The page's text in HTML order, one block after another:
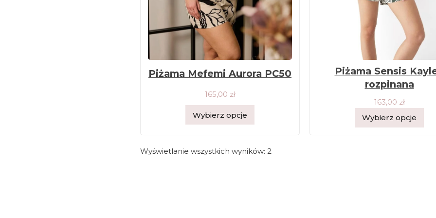
Piżama Mefemi Aurora PC50
165,00 zł
Wybierz opcje
Piżama Sensis
rozpinana
163,00 zł
Wybierz opcje
Wyświetlanie wszystkich wyników: 2